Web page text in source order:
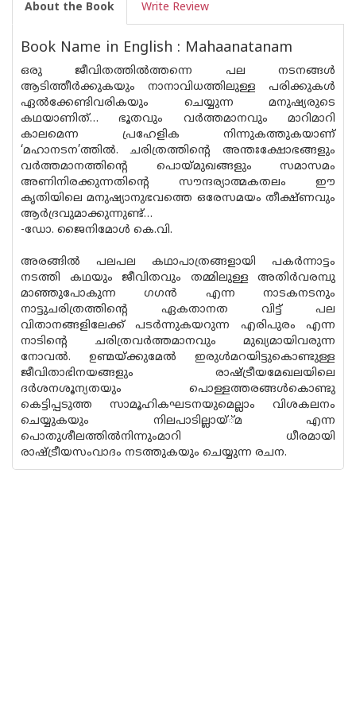
About the Book Write Review
Book Name in English : Mahaanatanam
ഒരു ജീവിതത്തില്‍ത്തന്നെ പല നടനങ്ങള്‍
ആടിത്തീര്‍ക്കുകയും നാനാവിധത്തിലുള്ള പരിക്കുകള്‍
ഏല്‍ക്കേണ്ടിവരികയും ചെയ്യുന്ന മനുഷ്യരുടെ
കഥയാണിത്… ഭൂതവും വര്‍ത്തമാനവും മാറിമാറി
കാലമെന്ന പ്രഹേളിക നിന്നുകത്തുകയാണ്
‘മഹാനടന’ത്തില്‍. ചരിത്രത്തിന്റെ അന്തഃക്ഷോഭങ്ങളും
വര്‍ത്തമാനത്തിന്റെ പൊയ്മുഖങ്ങളും സമാസമം
അണിനിരക്കുന്നതിന്റെ സൗന്ദര്യാത്മകതലം ഈ
കൃതിയിലെ മനുഷ്യാനുഭവത്തെ ഒരേസമയം തീക്ഷ്ണവും
ആര്‍ദ്രവുമാക്കുന്നുണ്ട്…
-ഡോ. ജൈനിമോള്‍ കെ.വി.
അരങ്ങില്‍ പലപല കഥാപാത്രങ്ങളായി പകര്‍ന്നാട്ടം
നടത്തി കഥയും ജീവിതവും തമ്മിലുള്ള അതിര്‍വരമ്പു
മാഞ്ഞുപോകുന്ന ഗഗന്‍ എന്ന നാടകനടനും
നാട്ടുചരിത്രത്തിന്റെ ഏകതാനത വിട്ട് പല
വിതാനങ്ങളിലേക്ക് പടര്‍ന്നുകയറുന്ന എരിപുരം എന്ന
നാടിന്റെ ചരിത്രവര്‍ത്തമാനവും മുഖ്യമായിവരുന്ന
നോവല്‍. ഉണ്മയ്ക്കുമേല്‍ ഇരുള്‍മറയിട്ടുകൊണ്ടുള്ള
ജീവിതാഭിനയങ്ങളും രാഷ്ട്രീയമേഖലയിലെ
ദര്‍ശനശൂന്യതയും പൊള്ളത്തരങ്ങള്‍കൊണ്ടു
കെട്ടിപ്പടുത്ത സാമൂഹികഘടനയുമെല്ലാം വിശകലനം
ചെയ്യുകയും നിലപാടില്ലായ്്മ എന്ന
പൊതുശീലത്തില്‍നിന്നുംമാറി ധീരമായി
രാഷ്ട്രീയസംവാദം നടത്തുകയും ചെയ്യുന്ന രചന.